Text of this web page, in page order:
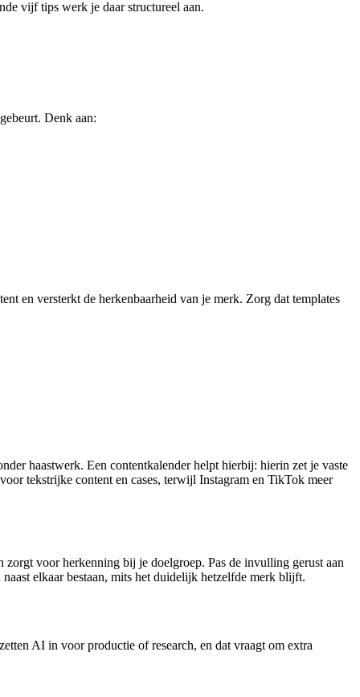
vijf tips werk je daar structureel aan.
Denk aan:
en versterkt de herkenbaarheid van je merk. Zorg dat templates
haastwerk. Een contentkalender helpt hierbij: hierin zet je vaste
tekstrijke content en cases, terwijl Instagram en TikTok meer
voor herkenning bij je doelgroep. Pas de invulling gerust aan
elkaar bestaan, mits het duidelijk hetzelfde merk blijft.
AI in voor productie of research, en dat vraagt om extra